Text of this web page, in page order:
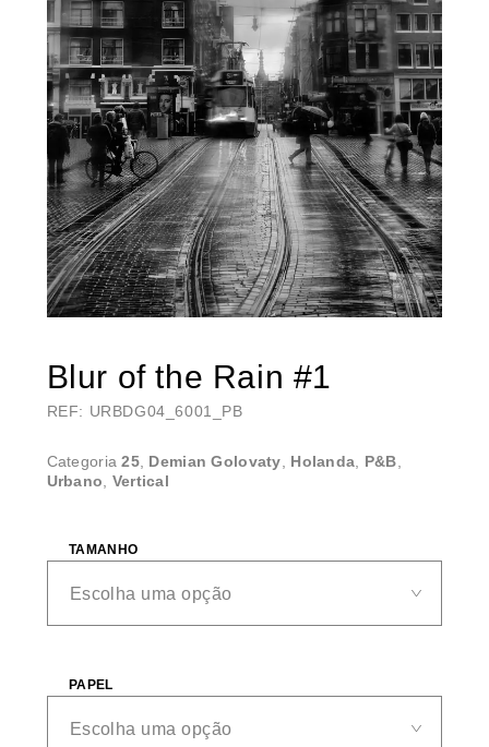
Blur of the Rain #1
REF: URBDG04_6001_PB
Categoria25, Demian Golovaty, Holanda, P&B,
Urbano, Vertical
TAMANHO
PAPEL